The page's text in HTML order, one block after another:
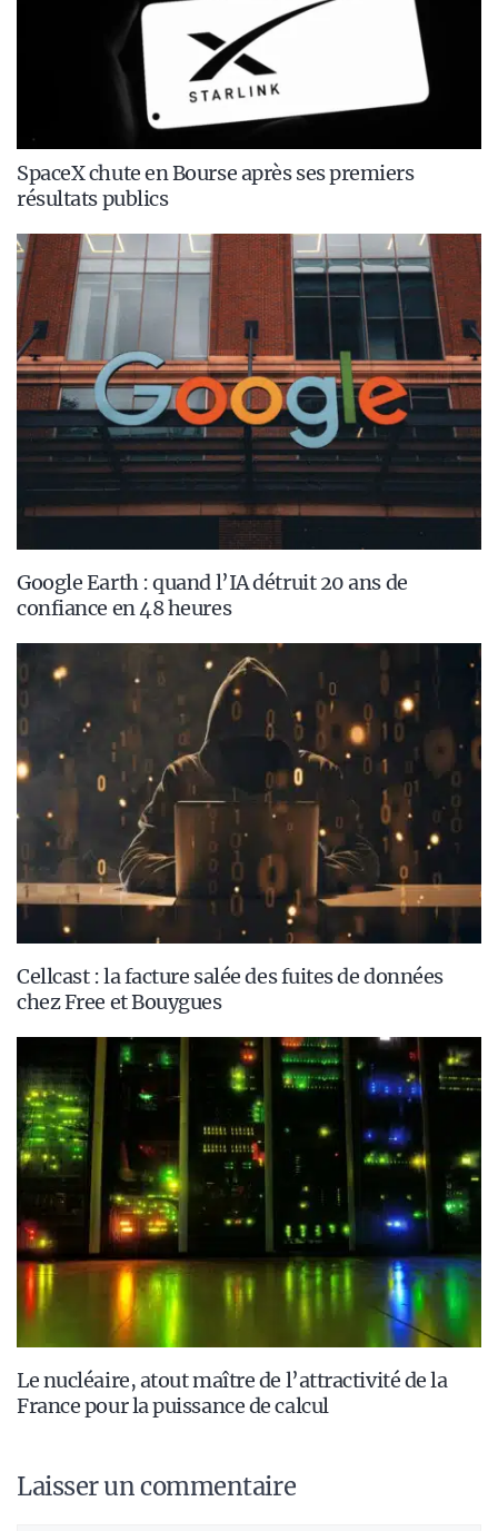
SpaceX chute en Bourse après ses premiers
résultats publics
Google Earth : quand l’IA détruit 20 ans de
confiance en 48 heures
Cellcast : la facture salée des fuites de données
chez Free et Bouygues
Le nucléaire, atout maître de l’attractivité de la
France pour la puissance de calcul
Laisser un commentaire